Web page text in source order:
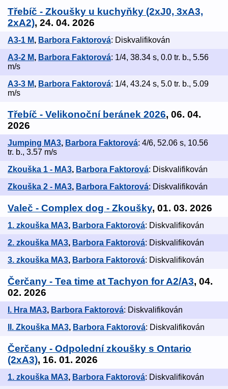
Třebíč - Zkoušky u kuchyňky (2xJ0, 3xA3,
2xA2), 24. 04. 2026
A3-1 M, Barbora Faktorová: Diskvalifikován
A3-2 M, Barbora Faktorová: 1/4, 38.34 s, 0.0 tr. b., 5.56
m/s
A3-3 M, Barbora Faktorová: 1/4, 43.24 s, 5.0 tr. b., 5.09
m/s
Třebíč - Velikonoční beránek 2026, 06. 04.
2026
Jumping MA3, Barbora Faktorová: 4/6, 52.06 s, 10.56
tr. b., 3.57 m/s
Zkouška 1 - MA3, Barbora Faktorová: Diskvalifikován
Zkouška 2 - MA3, Barbora Faktorová: Diskvalifikován
Valeč - Complex dog - Zkoušky, 01. 03. 2026
1. zkouška MA3, Barbora Faktorová: Diskvalifikován
2. zkouška MA3, Barbora Faktorová: Diskvalifikován
3. zkouška MA3, Barbora Faktorová: Diskvalifikován
Čerčany - Tea time at Tachyon for A2/A3, 04.
02. 2026
I. Hra MA3, Barbora Faktorová: Diskvalifikován
II. Zkouška MA3, Barbora Faktorová: Diskvalifikován
Čerčany - Odpolední zkoušky s Ontario
(2xA3), 16. 01. 2026
1. zkouška MA3, Barbora Faktorová: Diskvalifikován